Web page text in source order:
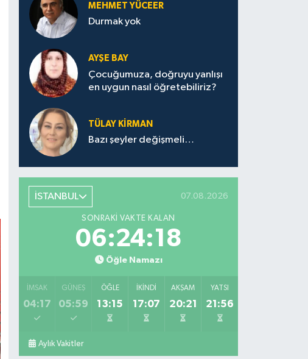
MEHMET YÜCEER
Durmak yok
AYŞE BAY
Çocuğumuza, doğruyu yanlışı
en uygun nasıl öğretebiliriz?
TÜLAY KİRMAN
Bazı şeyler değişmeli…
İSTANBUL 07.08.2026
SONRAKI VAKTE KALAN
06:24:18
Öğle Namazı
İMSAK
04:17
GÜNEŞ
05:59
ÖĞLE
13:15
İKINDI
17:07
AKŞAM
20:21
YATSI
21:56
Aylık Vakitler